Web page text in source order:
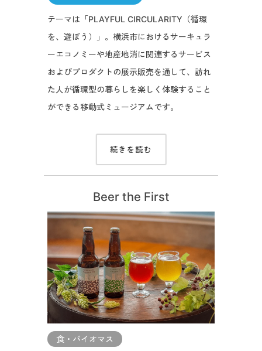
テーマは「PLAYFUL CIRCULARITY（循環
を、遊ぼう）」。横浜市におけるサーキュラ
ーエコノミーや地産地消に関連するサービス
およびプロダクトの展示販売を通して、訪れ
た人が循環型の暮らしを楽しく体験すること
ができる移動式ミュージアムです。
続きを読む
Beer the First
食・バイオマス